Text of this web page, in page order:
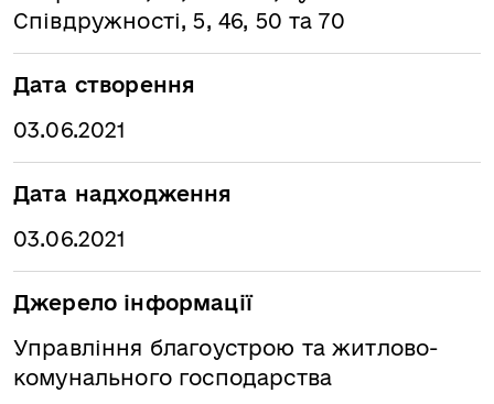
Співдружності, 5, 46, 50 та 70
Дата створення
03.06.2021
Дата надходження
03.06.2021
Джерело інформації
Управління благоустрою та житлово-
комунального господарства